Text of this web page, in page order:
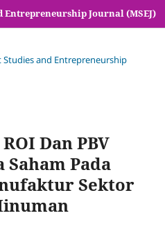
Entrepreneurship Journal (MSEJ)
Studies and Entrepreneurship
Dan PBV
Pada
Sektor